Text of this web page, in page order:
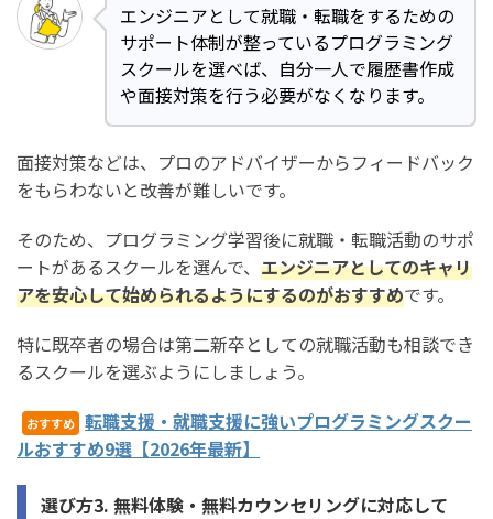
エンジニアとして就職・転職をするための
サポート体制が整っているプログラミング
スクールを選べば、自分一人で履歴書作成
や面接対策を行う必要がなくなります。
面接対策などは、プロのアドバイザーからフィードバック
をもらわないと改善が難しいです。
そのため、プログラミング学習後に就職・転職活動のサポ
ートがあるスクールを選んで、 エンジニアとしてのキャリ
アを安心して始められるようにするのがおすすめです。
特に既卒者の場合は第二新卒としての就職活動も相談でき
るスクールを選ぶようにしましょう。
おすすめ 転職支援・就職支援に強いプログラミングスクー
ルおすすめ9選【2026年最新】
選び方3. 無料体験・無料カウンセリングに対応して